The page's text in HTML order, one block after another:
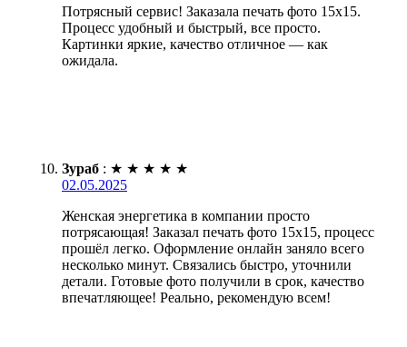
Потрясный сервис! Заказала печать фото 15х15.
Процесс удобный и быстрый, все просто.
Картинки яркие, качество отличное — как
ожидала.
Зураб : ★ ★ ★ ★ ★
02.05.2025
Женская энергетика в компании просто
потрясающая! Заказал печать фото 15х15, процесс
прошёл легко. Оформление онлайн заняло всего
несколько минут. Связались быстро, уточнили
детали. Готовые фото получили в срок, качество
впечатляющее! Реально, рекомендую всем!